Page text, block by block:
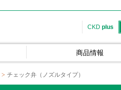
CKD plus
商品情報
チェック弁（ノズルタイプ）